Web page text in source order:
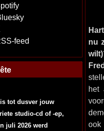
feed
tot dusver jouw
studio-cd of -ep,
juli 2026 werd
nu
het